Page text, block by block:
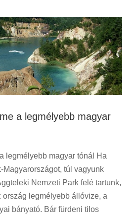
a legmélyebb magyar
legmélyebb magyar tónál Ha
Magyarországot, túl vagyunk
Nemzeti Park felé tartunk,
ország legmélyebb állóvize, a
bányató. Bár fürdeni tilos